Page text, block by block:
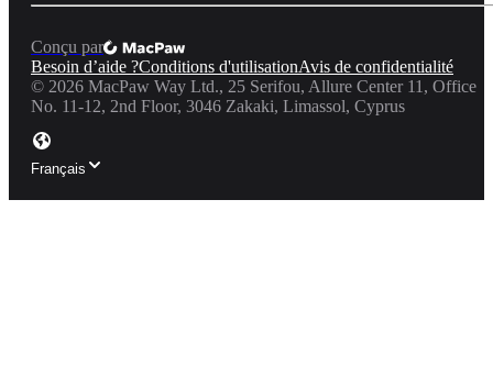
Conçu par
Besoin d’aide ?Conditions d'utilisationAvis de confidentialité
© 2026 MacPaw Way Ltd., 25 Serifou, Allure Center 11, Office
No. 11-12, 2nd Floor, 3046 Zakaki, Limassol, Cyprus
Français